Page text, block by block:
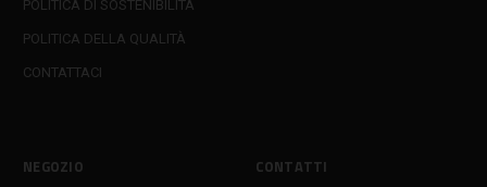
POLITICA DI SOSTENIBILITÀ
POLITICA DELLA QUALITÀ
CONTATTACI
NEGOZIO CONTATTI